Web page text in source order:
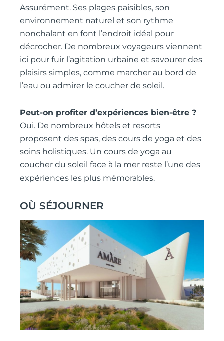
Assurément. Ses plages paisibles, son
environnement naturel et son rythme
nonchalant en font l’endroit idéal pour
décrocher. De nombreux voyageurs viennent
ici pour fuir l’agitation urbaine et savourer des
plaisirs simples, comme marcher au bord de
l’eau ou admirer le coucher de soleil.
Peut-on profiter d’expériences bien-être ?
Oui. De nombreux hôtels et resorts
proposent des spas, des cours de yoga et des
soins holistiques. Un cours de yoga au
coucher du soleil face à la mer reste l’une des
expériences les plus mémorables.
OÙ SÉJOURNER